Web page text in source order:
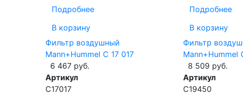
Подробнее
В корзину
Подробнее
В корзину
Фильтр воздушный
Mann+Hummel C 17 017
6 467 руб.
Артикул
C17017
Фильтр
Mann+Hummel
8 509 руб.
Артикул
C19450